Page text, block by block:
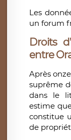
Les
un forum
Droits
entre
Après
suprême
dans le
estime
constitue
de